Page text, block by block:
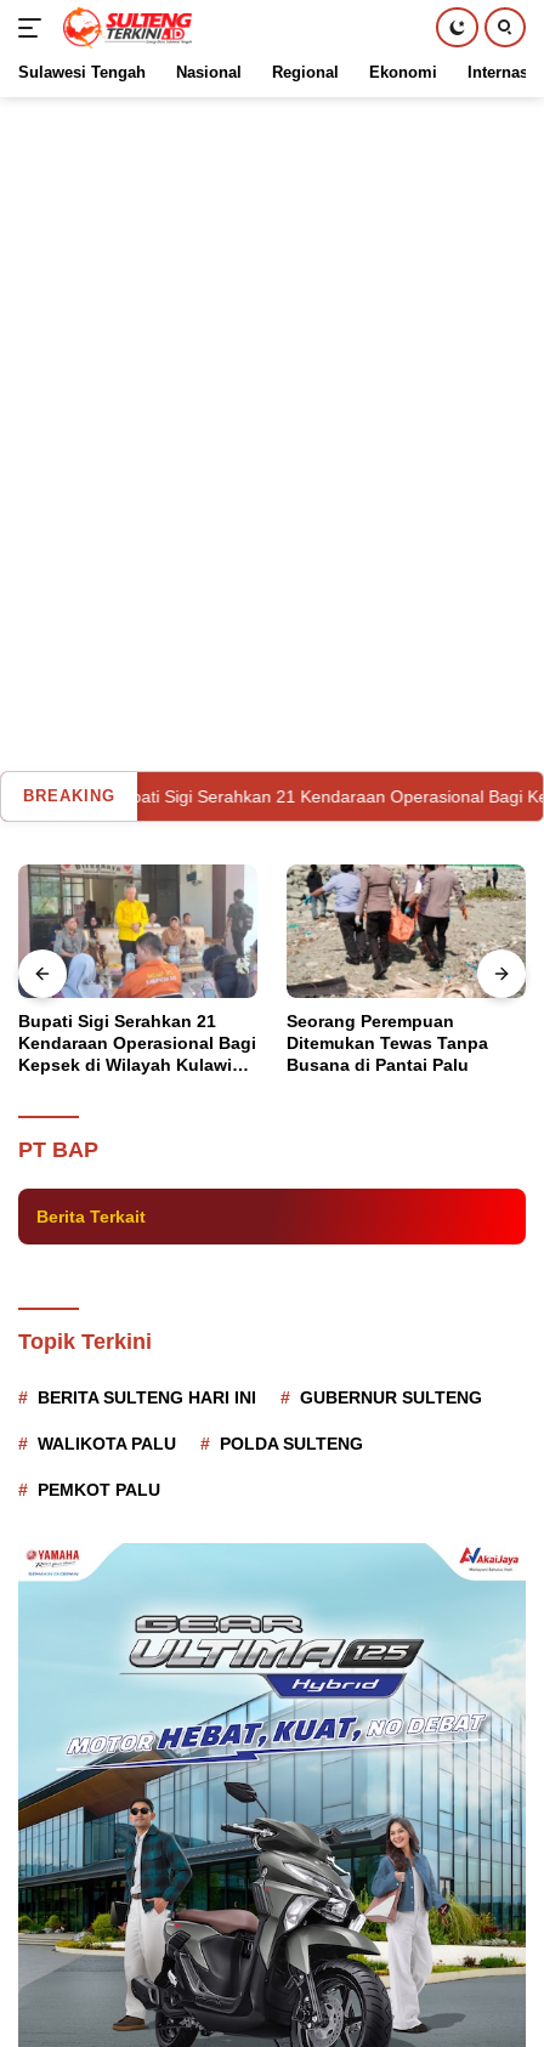
Sulawesi Tengah Nasional Regional Ekonomi
BREAKING
Bupati Sigi Serahkan 21 Kendaraan Operasional Bagi Kepsek di
Bupati Sigi Serahkan 21
Kendaraan Operasional Bagi
Kepsek di Wilayah Kulawi
Seorang Perempuan
Ditemukan Tewas Tanpa
Busana di Pantai Palu
PT BAP
Utama Kamis, 2 Februari 2023
Satu Lagi Tersangka Dugaan Korupsi di
Bank Sulteng Ditahan
Berita Terkait
Topik Terkini
BERITA SULTENG HARI INI GUBERNUR SULTENG
WALIKOTA PALU POLDA SULTENG
PEMKOT PALU